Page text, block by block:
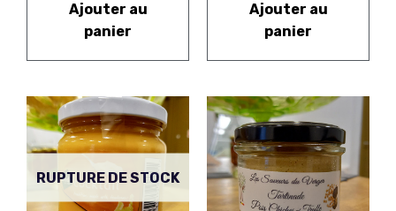
Ajouter au
panier
Ajouter au
panier
RUPTURE DE STOCK